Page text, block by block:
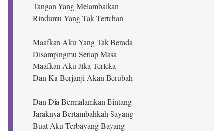
Tangan Yang Melambaikan
Rindumu Yang Tak Tertahan
Maafkan Aku Yang Tak Berada
Disampingmu Setiap Masa
Maafkan Aku Jika Terleka
Dan Ku Berjanji Akan Berubah
Dan Dia Bermalamkan Bintang
Jaraknya Bertambahkah Sayang
Buat Aku Terbayang Bayang